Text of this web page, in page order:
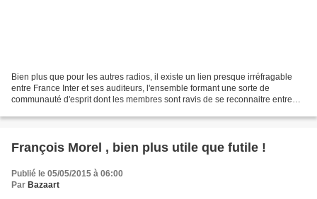
Bien plus que pour les autres radios, il existe un lien presque irréfragable
entre France Inter et ses auditeurs, l'ensemble formant une sorte de
communauté d'esprit dont les membres sont ravis de se reconnaitre entre
François Morel , bien plus utile que futile !
Publié le 05/05/2015 à 06:00
Par Bazaart